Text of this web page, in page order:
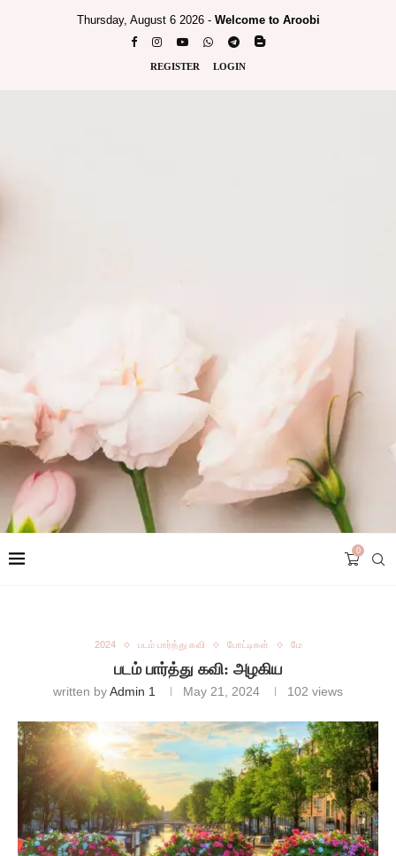
Thursday, August 6 2026 - Welcome to Aroobi
REGISTER LOGIN
0
2024 படம் பார்த்து கவி போட்டிகள் மே
படம் பார்த்து கவி: அழகிய
written byAdmin 1 May 21, 2024 102 views